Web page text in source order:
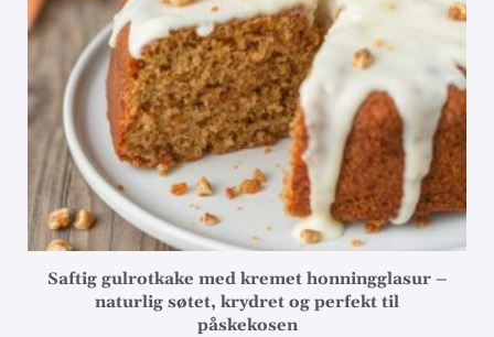
Saftig gulrotkake med kremet honningglasur –
naturlig søtet, krydret og perfekt til
påskekosen